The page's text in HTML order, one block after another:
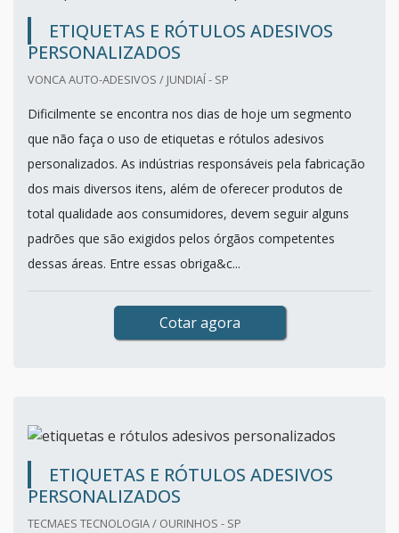
ETIQUETAS E RÓTULOS ADESIVOS
PERSONALIZADOS
VONCA AUTO-ADESIVOS / JUNDIAÍ - SP
Dificilmente se encontra nos dias de hoje um segmento
que não faça o uso de etiquetas e rótulos adesivos
personalizados. As indústrias responsáveis pela fabricação
dos mais diversos itens, além de oferecer produtos de
total qualidade aos consumidores, devem seguir alguns
padrões que são exigidos pelos órgãos competentes
dessas áreas. Entre essas obriga&c...
Cotar agora
ETIQUETAS E RÓTULOS ADESIVOS
PERSONALIZADOS
TECMAES TECNOLOGIA / OURINHOS - SP